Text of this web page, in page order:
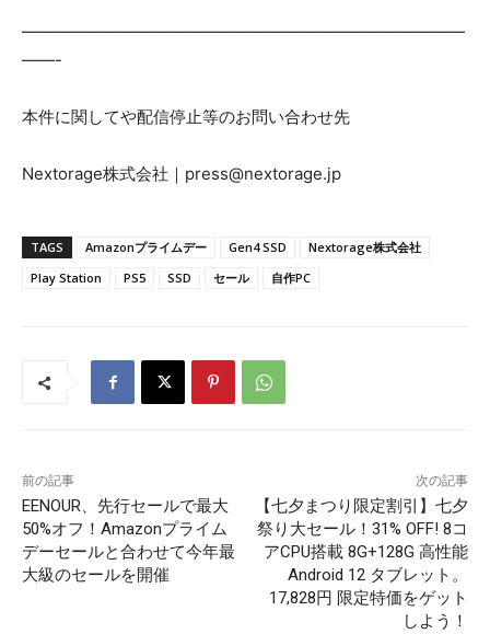
———————————————————————————
——-
本件に関してや配信停止等のお問い合わせ先
Nextorage株式会社｜press@nextorage.jp
TAGS Amazonプライムデー Gen4 SSD
Nextorage株式会社
Play Station
PS5 SSD セール 自作PC
前の記事
EENOUR、先行セールで最大
50%オフ！Amazonプライム
デーセールと合わせて今年最
大級のセールを開催
次の記事
【七夕まつり限定割引】七夕
祭り大セール！31% OFF! 8コ
アCPU搭載 8G+128G 高性能
Android 12 タブレット。
17,828円 限定特価をゲット
しよう！